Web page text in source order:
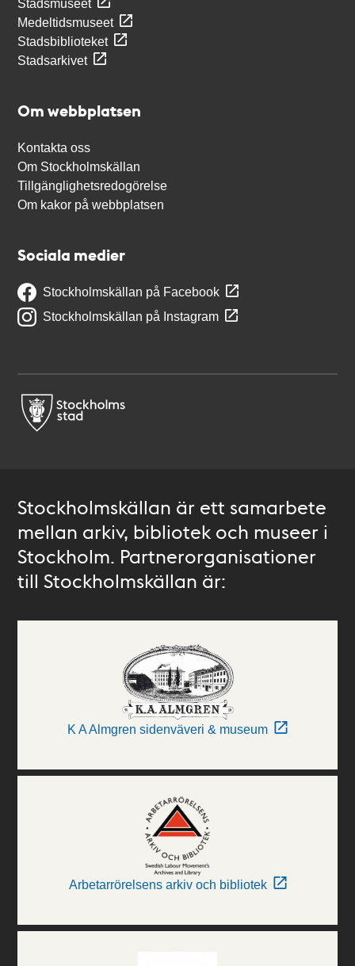
Stadsmuseet
Medeltidsmuseet
Stadsbiblioteket
Stadsarkivet
Om webbplatsen
Kontakta oss
Om Stockholmskällan
Tillgänglighetsredogörelse
Om kakor på webbplatsen
Sociala medier
Stockholmskällan på Facebook
Stockholmskällan på Instagram
Stockholmskällan är ett samarbete
mellan arkiv, bibliotek och museer i
Stockholm. Partnerorganisationer
till Stockholmskällan är:
K A Almgren sidenväveri & museum
Arbetarrörelsens arkiv och bibliotek